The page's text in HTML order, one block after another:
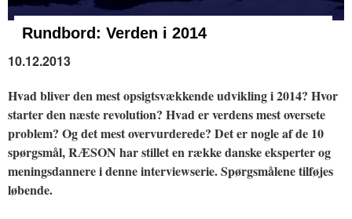
Rundbord: Verden i 2014
10.12.2013
Hvad bliver den mest opsigtsvækkende udvikling i 2014? Hvor
starter den næste revolution? Hvad er verdens mest oversete
problem? Og det mest overvurderede? Det er nogle af de 10
spørgsmål, RÆSON har stillet en række danske eksperter og
meningsdannere i denne interviewserie. Spørgsmålene tilføjes
løbende.